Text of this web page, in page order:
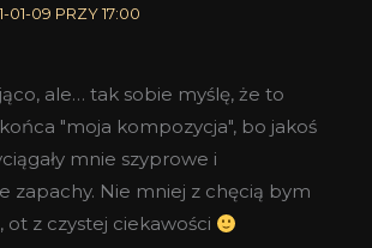
01-09 PRZY 17:00
ale… tak sobie myślę, że to
"moja kompozycja", bo jakoś
mnie szyprowe i
zapachy. Nie mniej z chęcią bym
ot z czystej ciekawości